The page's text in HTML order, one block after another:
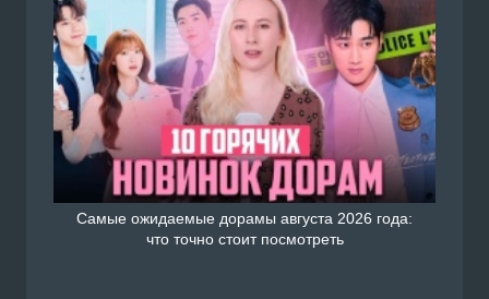
Самые ожидаемые дорамы августа 2026 года:
что точно стоит посмотреть